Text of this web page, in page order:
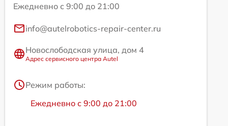
Ежедневно с 9:00 до 21:00
info@autelrobotics-repair-center.ru
Новослободская улица, дом 4
Адрес сервисного центра Autel
Режим работы:
Ежедневно с 9:00 до 21:00